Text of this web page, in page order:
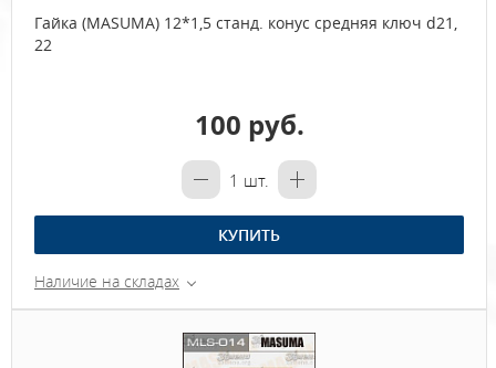
Гайка (MASUMA) 12*1,5 станд. конус средняя ключ d21,
22
100 руб.
1 шт.
КУПИТЬ
Наличие на складах